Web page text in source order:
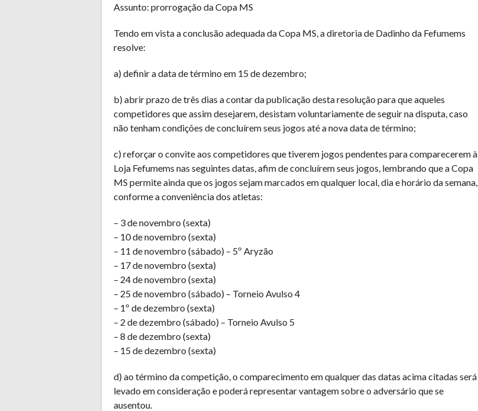
Assunto: prorrogação da Copa MS
Tendo em vista a conclusão adequada da Copa MS, a diretoria de Dadinho da Fefumems
resolve:
a) definir a data de término em 15 de dezembro;
b) abrir prazo de três dias a contar da publicação desta resolução para que aqueles
competidores que assim desejarem, desistam voluntariamente de seguir na disputa, caso
não tenham condições de concluírem seus jogos até a nova data de término;
c) reforçar o convite aos competidores que tiverem jogos pendentes para comparecerem à
Loja Fefumems nas seguintes datas, afim de concluírem seus jogos, lembrando que a Copa
MS permite ainda que os jogos sejam marcados em qualquer local, dia e horário da semana,
conforme a conveniência dos atletas:
– 3 de novembro (sexta)
– 10 de novembro (sexta)
– 11 de novembro (sábado) – 5º Aryzão
– 17 de novembro (sexta)
– 24 de novembro (sexta)
– 25 de novembro (sábado) – Torneio Avulso 4
– 1º de dezembro (sexta)
– 2 de dezembro (sábado) – Torneio Avulso 5
– 8 de dezembro (sexta)
– 15 de dezembro (sexta)
d) ao término da competição, o comparecimento em qualquer das datas acima citadas será
levado em consideração e poderá representar vantagem sobre o adversário que se
ausentou.